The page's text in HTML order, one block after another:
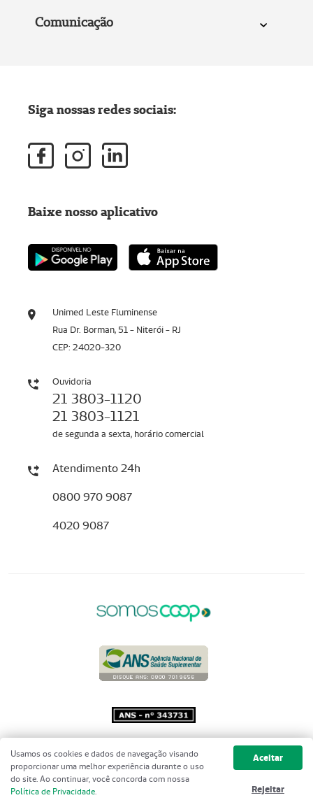
Comunicação
Unimed Leste Fluminense
Rua Dr. Borman, 51 - Niterói - RJ
CEP: 24020-320
Ouvidoria
21 3803-1120
21 3803-1121
de segunda a sexta, horário comercial
Atendimento 24h
0800 970 9087
4020 9087
Siga nossas redes sociais:
Baixe nosso aplicativo
Copyright 2001 - 2026 Unimed do
Brasil - Todos os direitos reservados
Usamos os cookies e dados de navegação visando
proporcionar uma melhor experiência durante o uso
do site. Ao continuar, você concorda com nossa
Política de Privacidade.
Aceitar
Rejeitar